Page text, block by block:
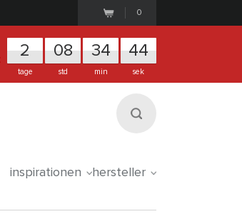
0
2
tage
08
std
34
min
44
sek
inspirationen hersteller